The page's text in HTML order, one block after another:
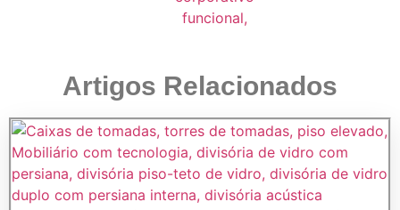
Artigos Relacionados